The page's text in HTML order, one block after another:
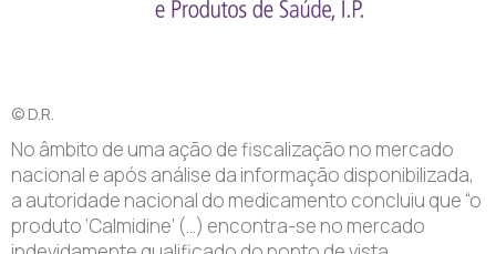
© D.R.
No âmbito de uma ação de fiscalização no mercado
nacional e após análise da informação disponibilizada,
a autoridade nacional do medicamento concluiu que “o
produto ‘Calmidine’ (…) encontra-se no mercado